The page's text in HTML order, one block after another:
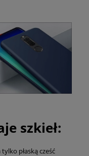
szkieł:
płaską cześć